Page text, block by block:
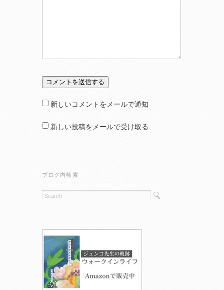
新しいコメントをメールで通知
新しい投稿をメールで受け取る
ブログ内検索